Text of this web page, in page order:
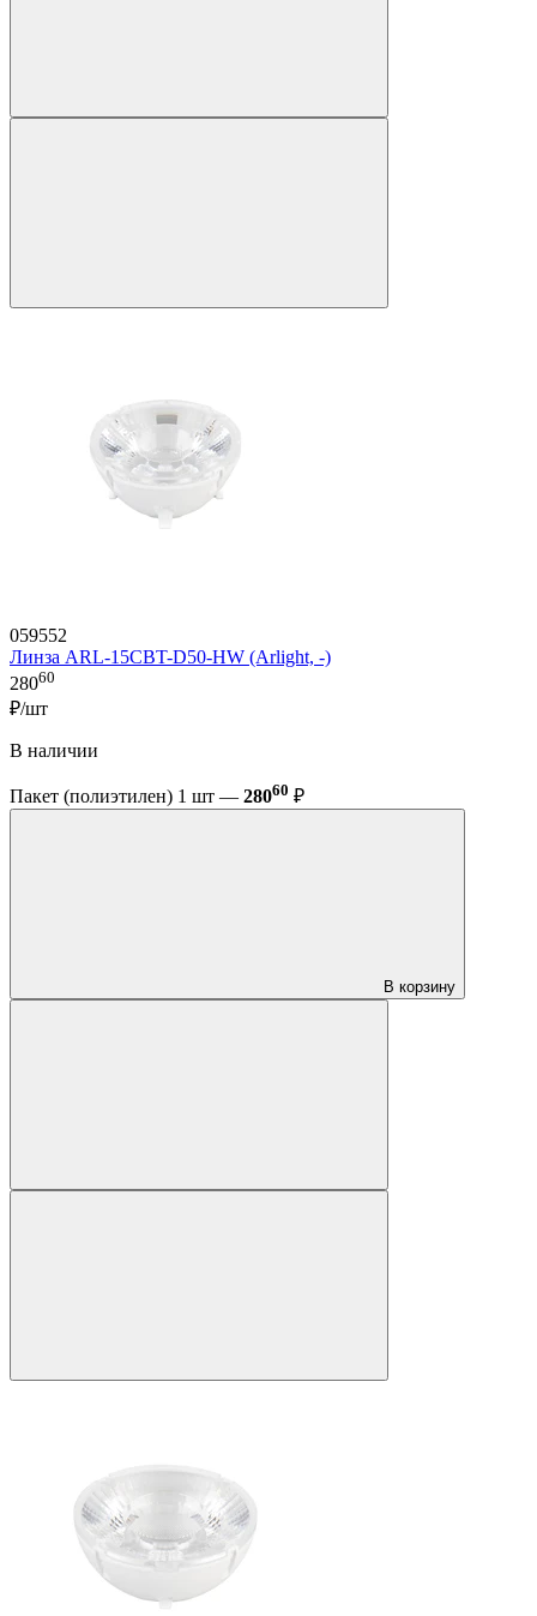
059552
Линза ARL-15CBT-D50-HW (Arlight, -)
28060
₽/шт
В наличии
Пакет (полиэтилен) 1 шт — 28060 ₽
В корзину